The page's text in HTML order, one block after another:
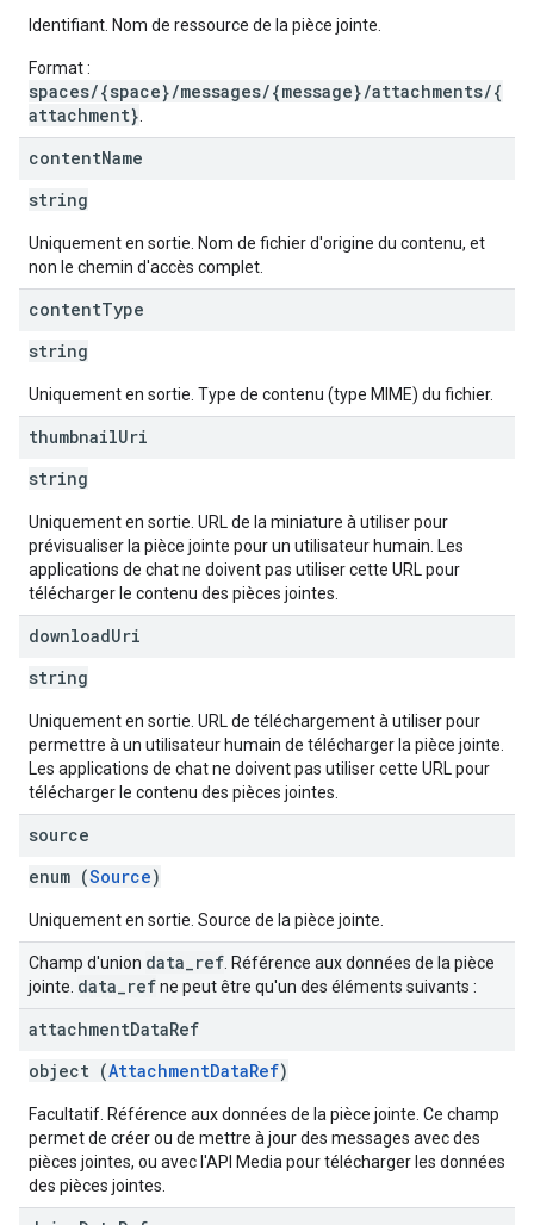
Identifiant. Nom de ressource de la pièce jointe.
Format :
spaces/{space}/messages/{message}/attachments/{
attachment}
contentName
string
Uniquement en sortie. Nom de fichier d'origine du contenu, et
non le chemin d'accès complet.
contentType
string
Uniquement en sortie. Type de contenu (type MIME) du fichier.
thumbnailUri
string
Uniquement en sortie. URL de la miniature à utiliser pour
prévisualiser la pièce jointe pour un utilisateur humain. Les
applications de chat ne doivent pas utiliser cette URL pour
télécharger le contenu des pièces jointes.
downloadUri
string
Uniquement en sortie. URL de téléchargement à utiliser pour
permettre à un utilisateur humain de télécharger la pièce jointe.
Les applications de chat ne doivent pas utiliser cette URL pour
télécharger le contenu des pièces jointes.
source
enum (Source)
Uniquement en sortie. Source de la pièce jointe.
Champ d'union data ref . Référence aux données de la pièce
jointe. data refne peut être qu'un des éléments suivants :
attachmentDataRef
object (AttachmentDataRef)
Facultatif. Référence aux données de la pièce jointe. Ce champ
permet de créer ou de mettre à jour des messages avec des
pièces jointes, ou avec l'API Media pour télécharger les données
des pièces jointes.